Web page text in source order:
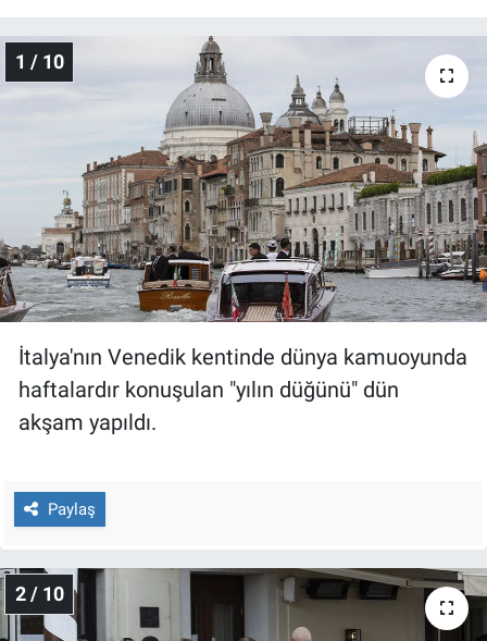
1 / 10
İtalya'nın Venedik kentinde dünya kamuoyunda
haftalardır konuşulan "yılın düğünü" dün
akşam yapıldı.
Paylaş
2 / 10
Gün Ortası
Gündem Özel
Günün görüntüsü
Haber
İlan
Kimdir
Koronavirüs
Kültür Sanat
Ne demişti
Popüler